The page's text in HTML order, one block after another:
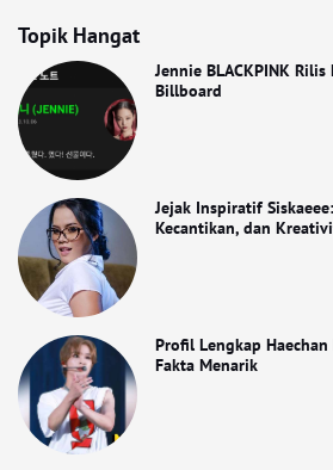
Topik Hangat
Jennie BLACKPINK
Billboard
Jejak Inspiratif
Kecantikan, dan
Profil Lengkap Haechan
Fakta Menarik